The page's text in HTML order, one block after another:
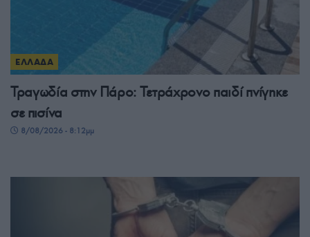
ΕΛΛΑΔΑ
Τραγωδία στην Πάρο: Τετράχρονο παιδί πνίγηκε
σε πισίνα
8/08/2026 - 8:12μμ